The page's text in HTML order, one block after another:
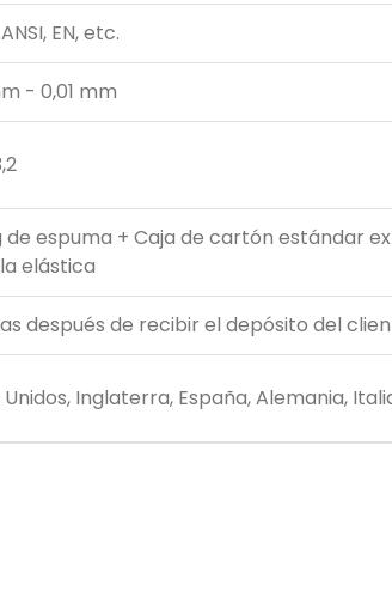
EN, etc.
- 0,01 mm
de espuma + Caja de cartón estándar
elástica
después de recibir el depósito del
Inglaterra, España, Alemania,